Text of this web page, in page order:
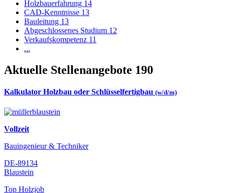
Holzbauerfahrung 14
CAD-Kenntnisse 13
Bauleitung 13
Abgeschlossenes Studium 12
Verkaufskompetenz 11
...
Aktuelle Stellenangebote 190
Kalkulator Holzbau oder Schlüsselfertigbau (w/d/m)
Vollzeit
Bauingenieur & Techniker
DE-89134
Blaustein
Top Holzjob